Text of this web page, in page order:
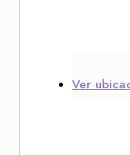
Ver